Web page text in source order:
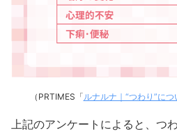
（PRTIMES「 ルナルナ｜“つわり”につ
上記のアンケートによると、つ